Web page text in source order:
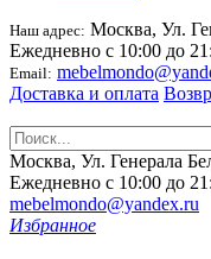
Наш адрес: Москва, Ул.
Ежедневно с 10:00 до
Email:
Доставка и оплата
Москва, Ул. Генерала
Ежедневно с 10:00 до
mebelmondo@yandex.ru
Избранное